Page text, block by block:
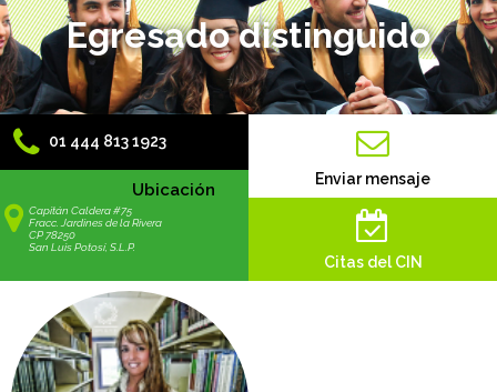
Egresado distinguido
01 444 813 1923
Ubicación
Capitán Caldera #75
Fracc. Jardines de la Rivera
CP 78250
San Luis Potosí, S.L.P.
Enviar mensaje
Citas del CIN